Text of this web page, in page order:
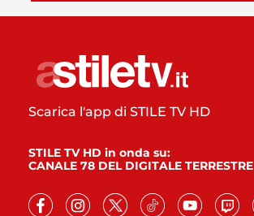
Scarica l'app di STILE TV HD
STILE TV HD in onda su:
CANALE 78 DEL DIGITALE TERRESTRE